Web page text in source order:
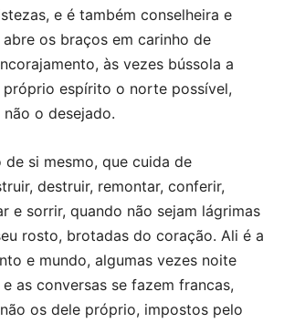
e é também conselheira e
os braços em carinho de
às vezes bússola a
espírito o norte possível,
o desejado.
de si mesmo, que cuida de
destruir, remontar, conferir,
e sorrir, quando não sejam lágrimas
rosto, brotadas do coração. Ali é a
e mundo, algumas vezes noite
as conversas se fazem francas,
os dele próprio, impostos pelo